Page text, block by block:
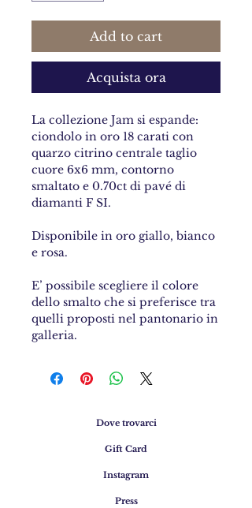
Add to cart
Acquista ora
La collezione Jam si espande:
ciondolo in oro 18 carati con
quarzo citrino centrale taglio
cuore 6x6 mm, contorno
smaltato e 0.70ct di pavé di
diamanti F SI.
Disponibile in oro giallo, bianco
e rosa.
E’ possibile scegliere il colore
dello smalto che si preferisce tra
quelli proposti nel pantonario in
galleria.
Dove trovarci
Gift Card
Instagram
Press